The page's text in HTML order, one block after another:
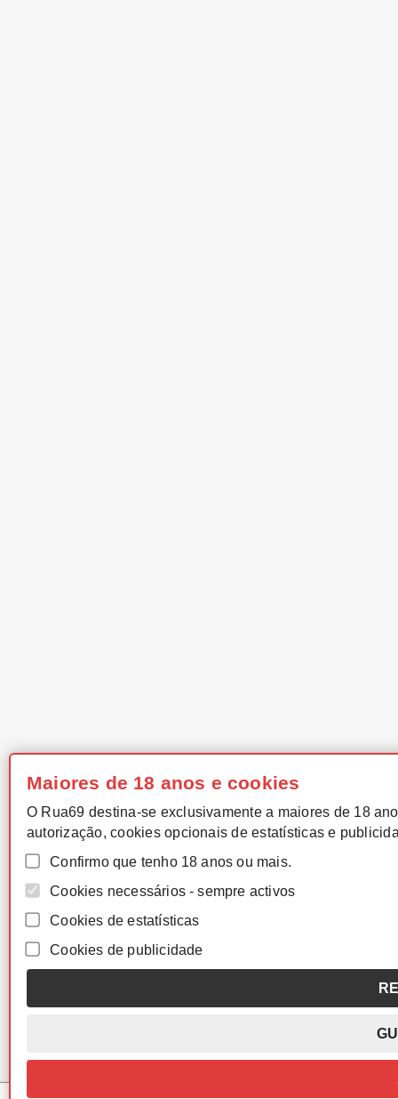
Maiores de 18 anos e cookies
O Rua69 destina-se exclusivamente a maiores de 18
autorização, cookies opcionais de estatísticas e
Confirmo que tenho 18 anos ou mais.
Cookies necessários - sempre activos
Cookies de estatísticas
Cookies de publicidade